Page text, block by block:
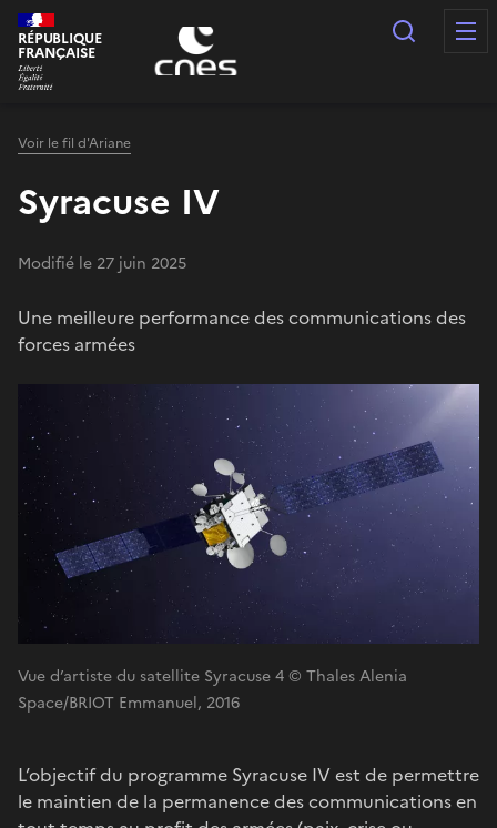
Panneau de gestion des cookies
RÉPUBLIQUE
FRANÇAISE
Voir le fil d'Ariane
Syracuse IV
Modifié le 27 juin 2025
Une meilleure performance des communications des
forces armées
Vue d’artiste du satellite Syracuse 4 © Thales Alenia
Space/BRIOT Emmanuel, 2016
L’objectif du programme Syracuse IV est de permettre
le maintien de la permanence des communications en